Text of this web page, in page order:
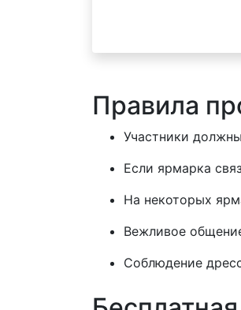
Правила
Участники
Если ярмарка
На некоторых
Вежливое
Соблюдение